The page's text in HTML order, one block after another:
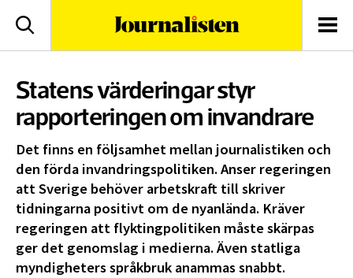
Sök
Statens värderingar styr
rapporteringen om invandrare
Det finns en följsamhet mellan journalistiken och
den förda invandringspolitiken. Anser regeringen
att Sverige behöver arbetskraft till skriver
tidningarna positivt om de nyanlända. Kräver
regeringen att flyktingpolitiken måste skärpas
ger det genomslag i medierna. Även statliga
myndigheters språkbruk anammas snabbt.